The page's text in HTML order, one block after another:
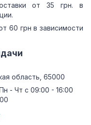
от 35 грн. в
60 грн в зависимости
область, 65000
- Чт с 09:00 - 16:00